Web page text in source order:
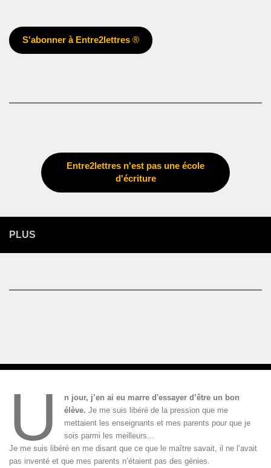
S'abonner à Entre2lettres®
Entre2lettres n'est pas une école
d'écriture
PLUS
U
n jour, j’en ai eu marre d'essayer d’être un bon
élève.Je me suis libéré de la pression que me
mettaient les enseignants et mes parents pour que je
sois parmi les meilleurs...
Je me suis libéré en me disant que ce que le maître savait, il ne l’avait
pas inventé et que mes parents n’étaient pas des génies.